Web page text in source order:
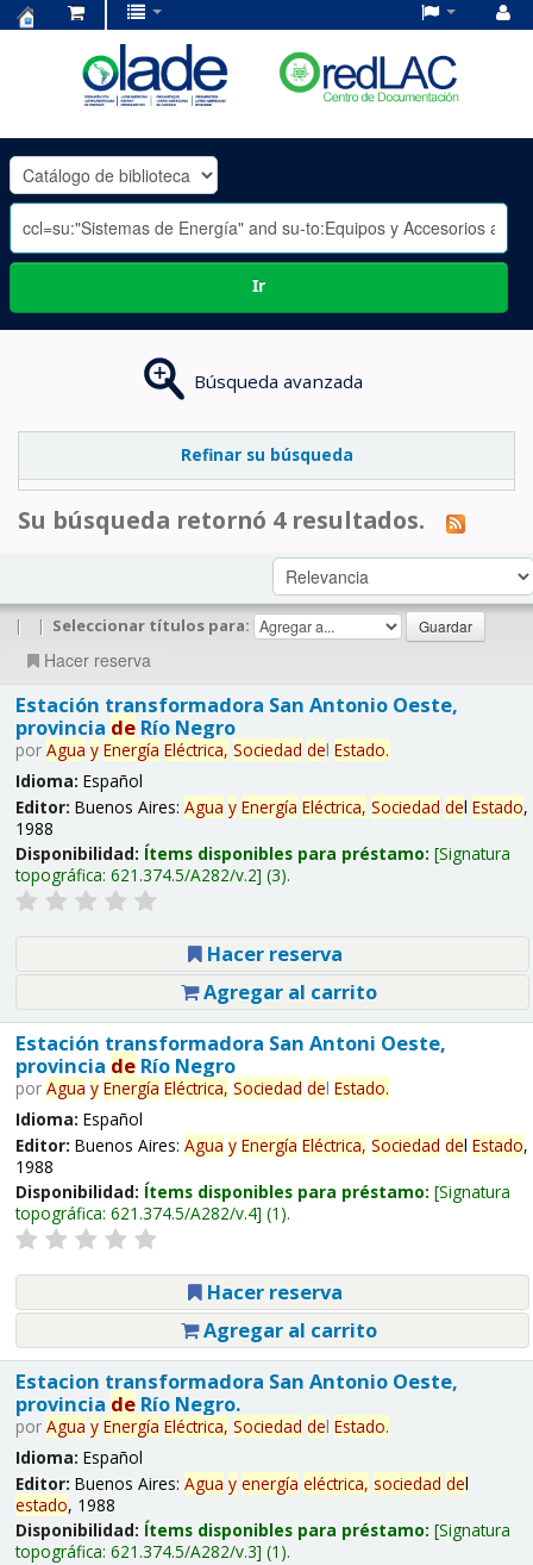
OLADE
-
Ir
Búsqueda avanzada
Refinar su búsqueda
Su búsqueda retornó 4 resultados.
| | Seleccionar títulos para:
Hacer reserva
Estación transformadora San Antonio Oeste,
provincia deRío Negro
por Agua y Energía Eléctrica, Sociedad del Estado.
Idioma: Español
Editor: Buenos Aires: Agua y Energía Eléctrica, Sociedad del Estado,
1988
Disponibilidad: Ítems disponibles para préstamo: Signatura
topográfica: 621.374.5/A282/v.2 (3).
Hacer reserva
Agregar al carrito
Estación transformadora San Antoni Oeste,
provincia deRío Negro
por Agua y Energía Eléctrica, Sociedad del Estado.
Idioma: Español
Editor: Buenos Aires: Agua y Energía Eléctrica, Sociedad del Estado,
1988
Disponibilidad: Ítems disponibles para préstamo: Signatura
topográfica: 621.374.5/A282/v.4 (1).
Hacer reserva
Agregar al carrito
Estacion transformadora San Antonio Oeste,
provincia deRío Negro.
por Agua y Energía Eléctrica, Sociedad del Estado.
Idioma: Español
Editor: Buenos Aires: Agua y energía eléctrica, sociedad del
estado, 1988
Disponibilidad: Ítems disponibles para préstamo: Signatura
topográfica: 621.374.5/A282/v.3 (1).